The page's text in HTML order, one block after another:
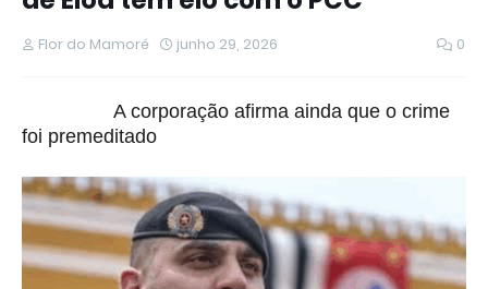
Flor do Mamoré junho 29, 2026 0
A corporação afirma ainda que o crime
foi premeditado